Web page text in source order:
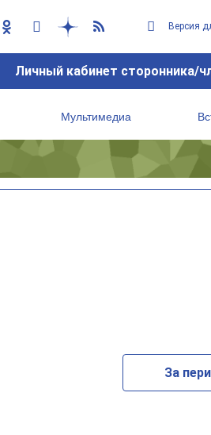
Версия
Личный кабинет сторонника/
Мультимедиа
За